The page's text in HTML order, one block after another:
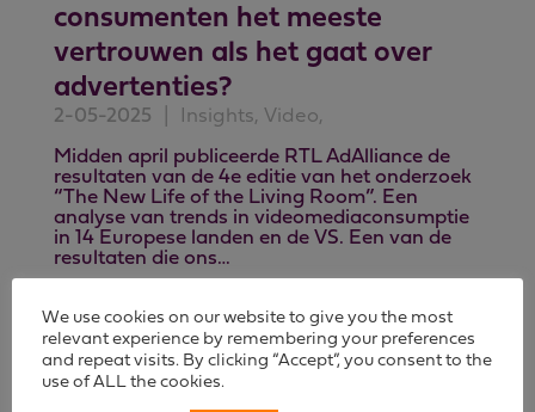
consumenten het meeste
vertrouwen als het gaat over
advertenties?
2-05-2025
Insights, Video,
Midden april publiceerde RTL AdAlliance de
resultaten van de 4e editie van het onderzoek
“The New Life of the Living Room”. Een
analyse van trends in videomediaconsumptie
in 14 Europese landen en de VS. Een van de
resultaten die ons…
We use cookies on our website to give you the most
relevant experience by remembering your preferences
and repeat visits. By clicking “Accept”, you consent to the
use of ALL the cookies.